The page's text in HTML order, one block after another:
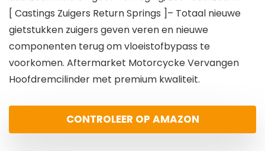
[ Castings Zuigers Return Springs ]– Totaal nieuwe
gietstukken zuigers geven veren en nieuwe
componenten terug om vloeistofbypass te
voorkomen. Aftermarket Motorcycke Vervangen
Hoofdremcilinder met premium kwaliteit.
CONTROLEER OP AMAZON